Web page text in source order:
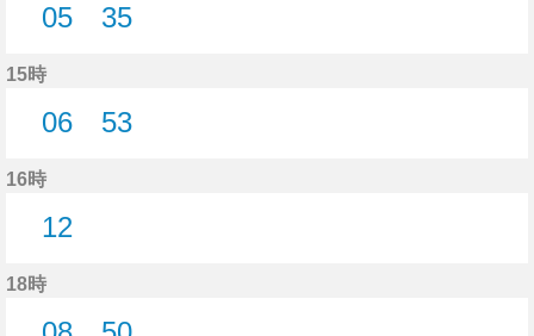
05
35
15時
06
53
16時
12
18時